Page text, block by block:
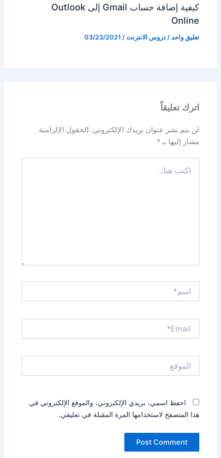
كيفية إضافة حساب Gmail إلى Outlook
Online
تعليق واحد /دروس الانترنت /
03/23/2021
اترك تعليقاً
لن يتم نشر عنوان بريدك الإلكتروني. الحقول الإلزامية
مشار إليها بـ*
هنا...
احفظ اسمي، بريدي الإلكتروني، والموقع الإلكتروني في
هذا المتصفح لاستخدامها المرة المقبلة في تعليقي.